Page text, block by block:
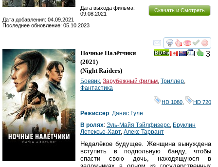
Скачать и Смотреть
Дата выхода фильма:
09.08.2021
Дата добавления: 04.09.2021
Последнее обновление: 05.10.2023
смотреть
3
Ночные Налётчики
(2021)
(Night Raiders)
Боевик Зарубежный фильм Триллер
Фантастика
HD 1080 HD 720
Режиссер: Данис Гуле
В ролях: Эль-Майя Тэйлфизерс Бруклин
Летексье-Харт, Алекс Таррант
Недалёкое будущее. Женщина вынуждена
вступить в подпольную банду, чтобы
спасти свою дочь, находящуюся в